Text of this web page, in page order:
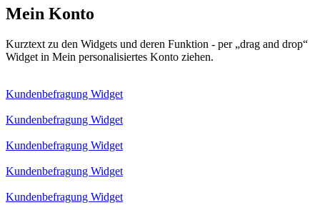
Mein Konto
Kurztext zu den Widgets und deren Funktion - per „drag and drop“
Widget in Mein personalisiertes Konto ziehen.
Kundenbefragung Widget
Kundenbefragung Widget
Kundenbefragung Widget
Kundenbefragung Widget
Kundenbefragung Widget